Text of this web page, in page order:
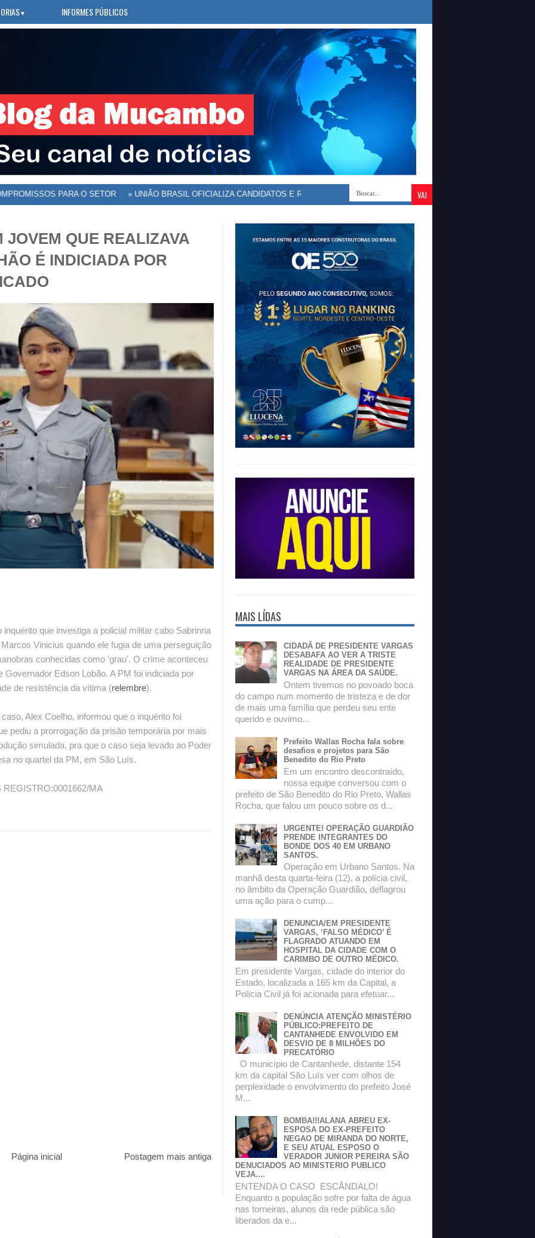
▼ INFORMES PÚBLICOS
PARA O SETOR »UNIÃO BRASIL OFICIALIZA CANDIDATOS E REAFIRMA APOIO A ORLEANS BRANDÃO AO GOVERNO DO
JOVEM QUE REALIZAVA
É INDICIADA POR
que investiga a policial militar cabo Sabrinna
Vinicius quando ele fugia de uma perseguição
conhecidas como 'grau'. O crime aconteceu
Governador Edson Lobão. A PM foi indiciada por
de resistência da vítima (relembre).
Alex Coelho, informou que o inquérito foi
pediu a prorrogação da prisão temporária por mais
simulada, pra que o caso seja levado ao Poder
no quartel da PM, em São Luís.
MA
Postagem mais antiga
Página inicial
MAIS LÍDAS
CIDADÃ DE PRESIDENTE VARGAS
DESABAFA AO VER A TRISTE
REALIDADE DE PRESIDENTE
VARGAS NA ÁREA DA SAÚDE.
Ontem tivemos no povoado boca
do campo num momento de tristeza e de dor
de mais uma família que perdeu seu ente
querido e ouvimo...
Prefeito Wallas Rocha fala sobre
desafios e projetos para São
Benedito do Rio Preto
Em um encontro descontraído,
nossa equipe conversou com o
prefeito de São Benedito do Rio Preto, Wallas
Rocha, que falou um pouco sobre os d...
URGENTE! OPERAÇÃO GUARDIÃO
PRENDE INTEGRANTES DO
BONDE DOS 40 EM URBANO
SANTOS.
Operação em Urbano Santos. Na
manhã desta quarta-feira (12), a polícia civil,
no âmbito da Operação Guardião, deflagrou
uma ação para o cump...
DENUNCIA/EM PRESIDENTE
VARGAS, ‘FALSO MÉDICO’ É
FLAGRADO ATUANDO EM
HOSPITAL DA CIDADE COM O
CARIMBO DE OUTRO MÉDICO.
Em presidente Vargas, cidade do interior do
Estado, localizada a 165 km da Capital, a
Polícia Civil já foi acionada para efetuar...
DENÚNCIA ATENÇÃO MINISTÉRIO
PÚBLICO:PREFEITO DE
CANTANHEDE ENVOLVIDO EM
DESVIO DE 8 MILHÕES DO
PRECATÓRIO
O município de Cantanhede, distante 154
km da capital São Luís ver com olhos de
perplexidade o envolvimento do prefeito José
M...
BOMBA!!!ALANA ABREU EX-
ESPOSA DO EX-PREFEITO
NEGAO DE MIRANDA DO NORTE,
E SEU ATUAL ESPOSO O
VERADOR JUNIOR PEREIRA SÃO
DENUCIADOS AO MINISTERIO PUBLICO
VEJA....
ENTENDA O CASO ESCÂNDALO!
Enquanto a população sofre por falta de água
nas torneiras, alunos da rede pública são
liberados da e...